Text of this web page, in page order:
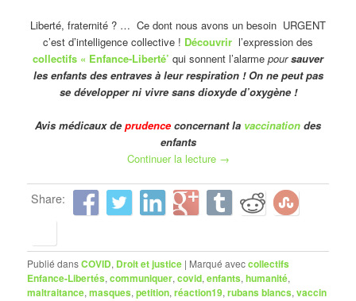
Liberté, fraternité ? … Ce dont nous avons un besoin URGENT
c’est d’intelligence collective ! Découvrir l’expression des
collectifs « Enfance-Liberté’ qui sonnent l’alarme poursauver
les enfants des entraves à leur respiration ! On ne peut pas
se développer ni vivre sans dioxyde d’oxygène !
Avis médicaux de prudenceconcernant la vaccination des
enfants
Continuer la lecture →
Share:
Publié dansCOVID, Droit et justice | Marqué aveccollectifs
Enfance-Libertés,communiquer,covid,enfants,humanité,
maltraitance,masques,petition,réaction19,rubans blancs,vaccin